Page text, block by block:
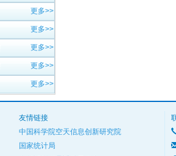
更多>>
更多>>
更多>>
更多>>
更多>>
友情链接
中国科学院空天信息创新研究院
国家统计局